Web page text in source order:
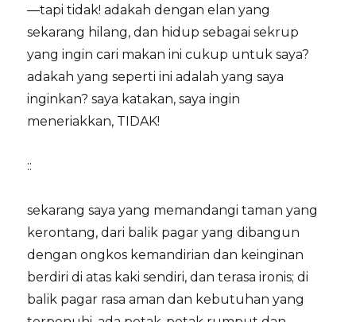
—tapi tidak! adakah dengan elan yang
sekarang hilang, dan hidup sebagai sekrup
yang ingin cari makan ini cukup untuk saya?
adakah yang seperti ini adalah yang saya
inginkan? saya katakan, saya ingin
meneriakkan, TIDAK!
::
sekarang saya yang memandangi taman yang
kerontang, dari balik pagar yang dibangun
dengan ongkos kemandirian dan keinginan
berdiri di atas kaki sendiri, dan terasa ironis; di
balik pagar rasa aman dan kebutuhan yang